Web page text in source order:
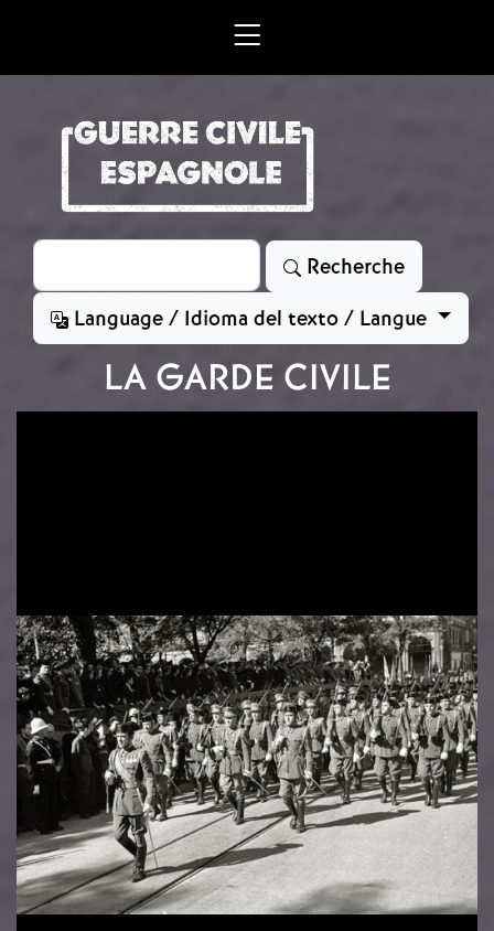
Rechercher
Recherche
Language / Idioma del texto / Langue
LA GARDE CIVILE